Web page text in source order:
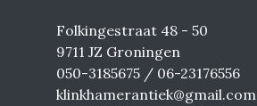
Folkingestraat 48 - 50
9711 JZ Groningen
050-3185675 / 06-23176556
klinkhamerantiek@gmail.com